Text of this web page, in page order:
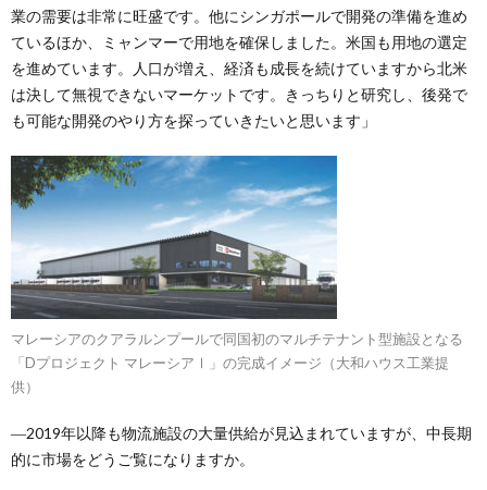
業の需要は非常に旺盛です。他にシンガポールで開発の準備を進め
ているほか、ミャンマーで用地を確保しました。米国も用地の選定
を進めています。人口が増え、経済も成長を続けていますから北米
は決して無視できないマーケットです。きっちりと研究し、後発で
も可能な開発のやり方を探っていきたいと思います」
マレーシアのクアラルンプールで同国初のマルチテナント型施設となる
「Dプロジェクト マレーシアⅠ」の完成イメージ（大和ハウス工業提
供）
―2019年以降も物流施設の大量供給が見込まれていますが、中長期
的に市場をどうご覧になりますか。